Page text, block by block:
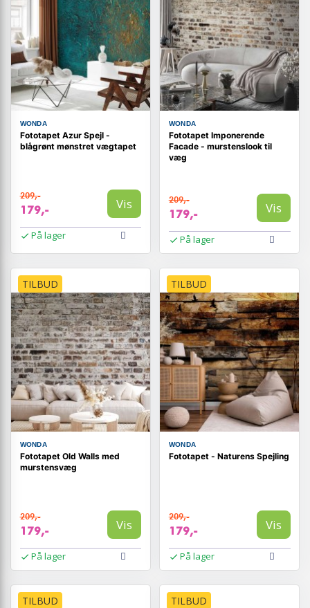
WONDA
Fototapet Azur Spejl -
blågrønt mønstret vægtapet
209,-
179,- Vis
På lager
WONDA
Fototapet Imponerende
Facade - murstenslook til
væg
209,-
179,- Vis
På lager
TILBUD
WONDA
Fototapet Old Walls med
murstensvæg
209,-
179,- Vis
På lager
TILBUD
WONDA
Fototapet - Naturens Spejling
209,-
179,- Vis
På lager
TILBUD TILBUD